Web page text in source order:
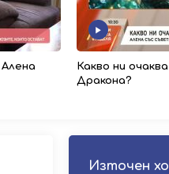
Какво ни
Дракона?
Източен